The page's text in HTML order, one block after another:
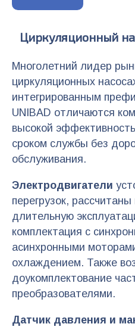
Циркуляционный
Многолетний лидер
циркуляционных
интегрированным
UNIBAD отличаются
высокой
сроком службы без
обслуживания.
Электродвигатели
перегрузок,
длительную
комплектация с
асинхронными
охлаждением. Также
доукомплектование
преобразователями.
Датчик давления и